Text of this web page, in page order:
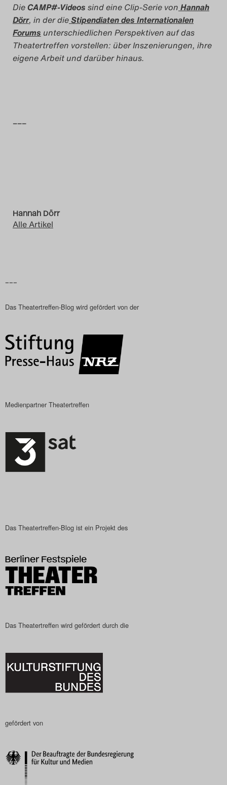
DieCAMP#-Videos sind eine Clip-Serie von Hannah
Dörr, in der dieStipendiaten des Internationalen
Forums unterschiedlichen Perspektiven auf das
Theatertreffen vorstellen: über Inszenierungen, ihre
eigene Arbeit und darüber hinaus.
–––
Hannah Dörr
Alle Artikel
–––
Das Theatertreffen-Blog wird gefördert von der
Medienpartner Theatertreffen
Das Theatertreffen-Blog ist ein Projekt des
Das Theatertreffen wird gefördert durch die
gefördert von